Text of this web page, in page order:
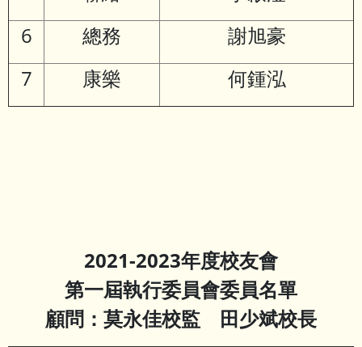
6
總務
謝旭豪
7
康樂 何鍾泓
2021-2023年度校友會
第一屆執行委員會委員名單
顧問：莫永佳校監 田少斌校長